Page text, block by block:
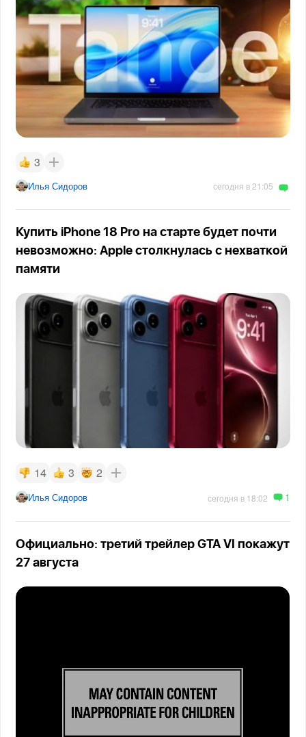
3
Илья Сидоров сегодня в 21:05
Купить iPhone 18 Pro на старте будет почти
невозможно: Apple столкнулась с нехваткой
памяти
14 3 2
Илья Сидоров сегодня в 18:02 1
Официально: третий трейлер GTA VI покажут
27 августа